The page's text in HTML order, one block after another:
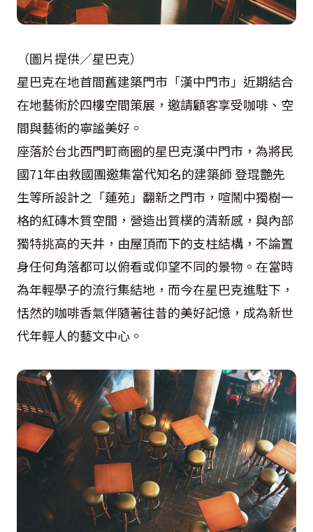
（圖片提供／星巴克）
星巴克在地首間舊建築門市「漢中門市」近期結合
在地藝術於四樓空間策展，邀請顧客享受咖啡、空
間與藝術的寧謐美好。
座落於台北西門町商圈的星巴克漢中門市，為將民
國71年由救國團邀集當代知名的建築師 登琨艷先
生等所設計之「蓮苑」翻新之門市，喧鬧中獨樹一
格的紅磚木質空間，營造出質樸的清新感，與內部
獨特挑高的天井，由屋頂而下的支柱結構，不論置
身任何角落都可以俯看或仰望不同的景物。在當時
為年輕學子的流行集結地，而今在星巴克進駐下，
恬然的咖啡香氣伴隨著往昔的美好記憶，成為新世
代年輕人的藝文中心。